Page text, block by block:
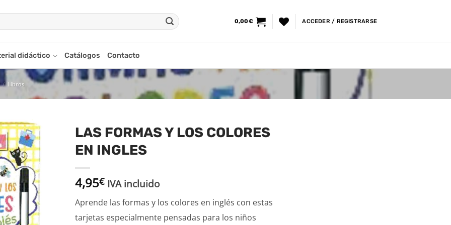
0,00€ ACCEDER / REGISTRARSE
didáctico Catálogos Contacto
/ Libros
Añadir
a la
lista
de
deseos
LAS FORMAS Y LOS COLORES
EN INGLES
4,95€ IVA incluido
Aprende las formas y los colores en inglés con estas
tarjetas especialmente pensadas para los niños